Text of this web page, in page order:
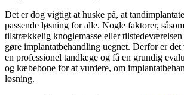
Det er dog vigtigt at huske på, at
passende løsning for alle. Nogle faktorer,
tilstrækkelig knoglemasse eller
gøre implantatbehandling uegnet. Derfor er
en professionel tandlæge og få en grundig
og kæbebone for at vurdere, om
løsning.